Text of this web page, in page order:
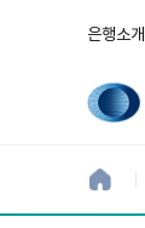
은행소개
홈